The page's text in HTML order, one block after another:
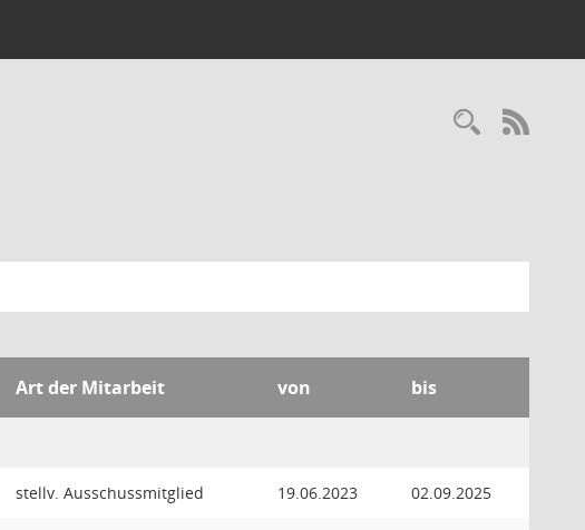
Art der Mitarbeit von bis
stellv. Ausschussmitglied 19.06.2023 02.09.2025